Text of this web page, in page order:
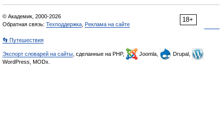
18+
© Академик, 2000-2026
Обратная связь: Техподдержка Реклама на сайте
👣 Путешествия
Экспорт словарей на сайты , сделанные на PHP, Joomla,
Drupal,
WordPress, MODx.